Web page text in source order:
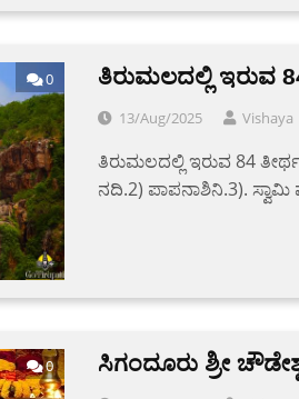
0 ತಿರುಮಲದಲ್ಲಿ ಇರುವ
13/Aug/2025 Vishaya
ತಿರುಮಲದಲ್ಲಿ ಇರುವ 84
ನದಿ.2) ಪಾಪನಾಶಿನಿ.3). ಸ್ವಾಮಿ
0 ಸಿಗಂದೂರು ಶ್ರೀ